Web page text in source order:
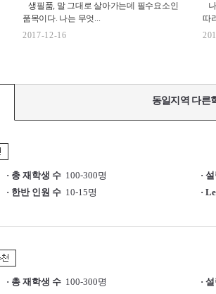
생필품, 말 그대로 살아가는데 필수요소인
품목이다. 나는 무엇...
2017-12-16
따
동일지역 다른
· 총 재학생 수 100-300명
· 한반 인원 수 10-15명
·
·
· 총 재학생 수 100-300명
·